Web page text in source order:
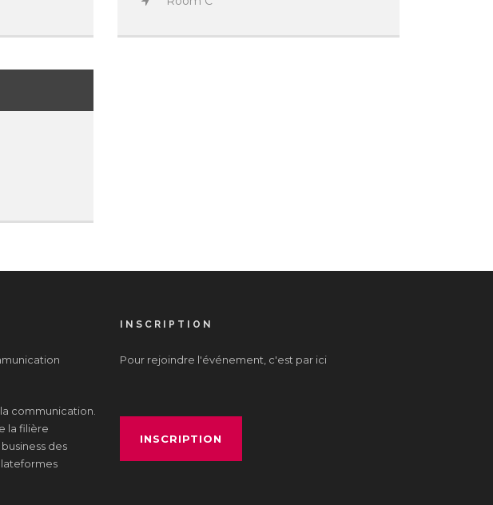
communication.
la filière
des
INSCRIPTION
Pour rejoindre l'événement, c'est par ici
INSCRIPTION